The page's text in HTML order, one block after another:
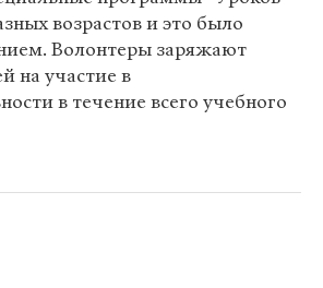
возрастов и это было
Волонтеры заряжают
на участие в
в течение всего учебного